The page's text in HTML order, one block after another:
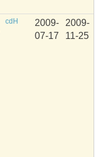
cdH
2009-
07-17
2009-
11-25